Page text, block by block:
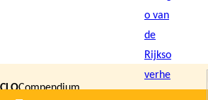
inhoud
CLOCompendium